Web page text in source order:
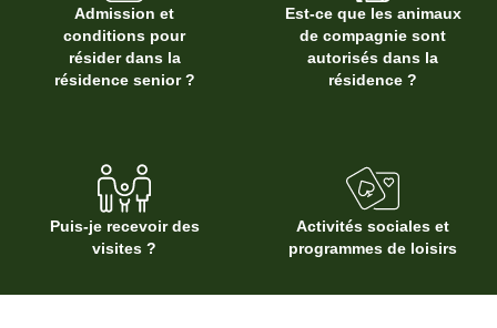
Admission et
conditions pour
résider dans la
résidence senior ?
Est-ce que les animaux
de compagnie sont
autorisés dans la
résidence ?
Puis-je recevoir des
visites ?
Activités sociales et
programmes de loisirs